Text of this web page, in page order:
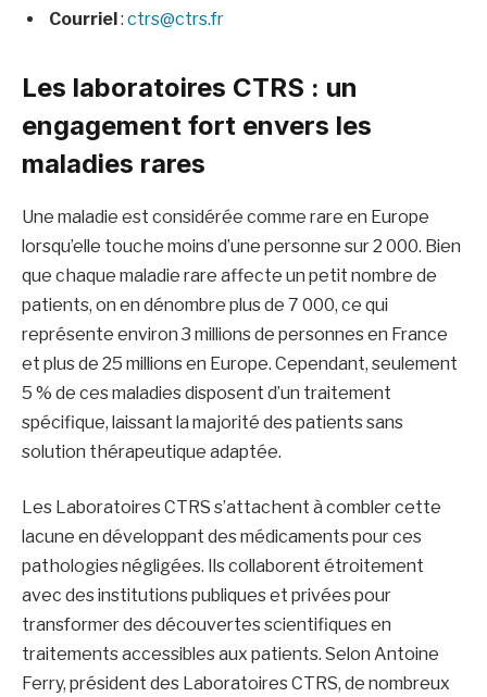
Courriel: ctrs@ctrs.fr
Les laboratoires CTRS : un
engagement fort envers les
maladies rares
Une maladie est considérée comme rare en Europe
lorsqu’elle touche moins d’une personne sur 2 000. Bien
que chaque maladie rare affecte un petit nombre de
patients, on en dénombre plus de 7 000, ce qui
représente environ 3 millions de personnes en France
et plus de 25 millions en Europe. Cependant, seulement
5 % de ces maladies disposent d’un traitement
spécifique, laissant la majorité des patients sans
solution thérapeutique adaptée.​
Les Laboratoires CTRS s’attachent à combler cette
lacune en développant des médicaments pour ces
pathologies négligées. Ils collaborent étroitement
avec des institutions publiques et privées pour
transformer des découvertes scientifiques en
traitements accessibles aux patients. Selon Antoine
Ferry, président des Laboratoires CTRS, de nombreux